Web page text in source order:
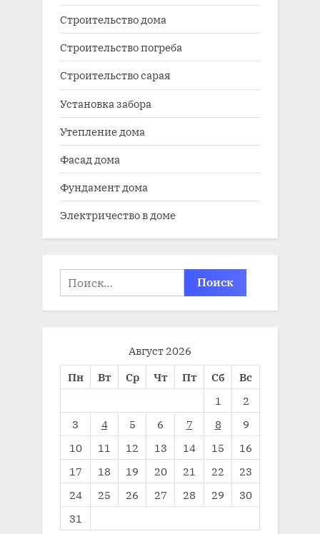
Строительство дома
Строительство погреба
Строительство сарая
Установка забора
Утепление дома
Фасад дома
Фундамент дома
Электричество в доме
Найти:
Август 2026
Пн
Вт Ср Чт Пт Сб
Вс
1
2
3
4 5 6 7 8
9
10
11 12 13 14 15
16
17
18 19 20 21 22
23
24
25 26 27 28 29
30
31